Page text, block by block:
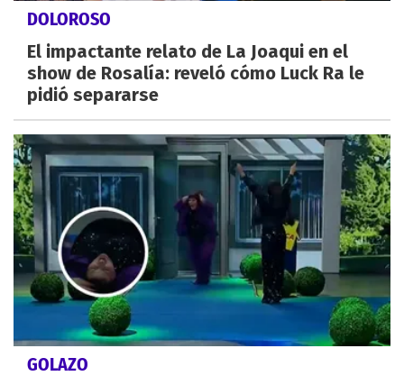
DOLOROSO
El impactante relato de La Joaqui en el
show de Rosalía: reveló cómo Luck Ra le
pidió separarse
GOLAZO